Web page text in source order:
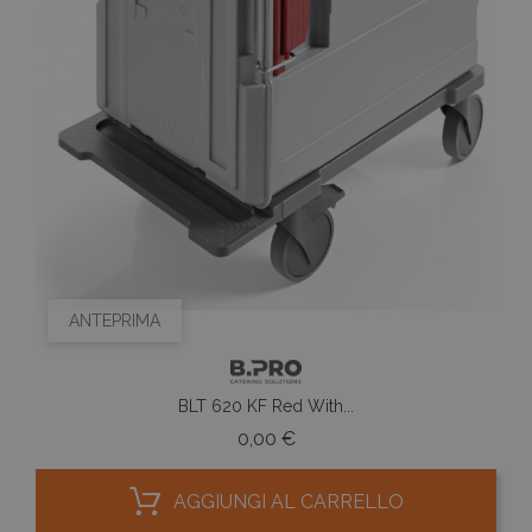
ANTEPRIMA
BLT 620 KF Red With...
0,00 €Prezzo
AGGIUNGI AL CARRELLO